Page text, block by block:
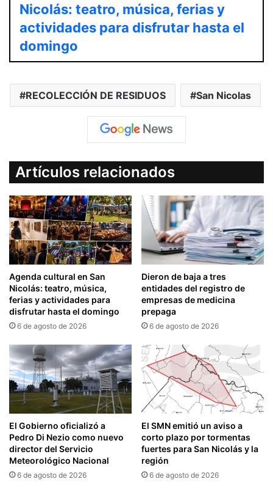
Nicolás: teatro, música, ferias y
actividades para disfrutar hasta el
domingo
RECOLECCIÓN DE RESIDUOS San Nicolas
Artículos relacionados
Agenda cultural en San
Nicolás: teatro, música,
ferias y actividades para
disfrutar hasta el domingo
6 de agosto de 2026
Dieron de baja a tres
entidades del registro de
empresas de medicina
prepaga
6 de agosto de 2026
El Gobierno oficializó a
Pedro Di Nezio como nuevo
director del Servicio
Meteorológico Nacional
6 de agosto de 2026
El SMN emitió un aviso a
corto plazo por tormentas
fuertes para San Nicolás y la
región
6 de agosto de 2026